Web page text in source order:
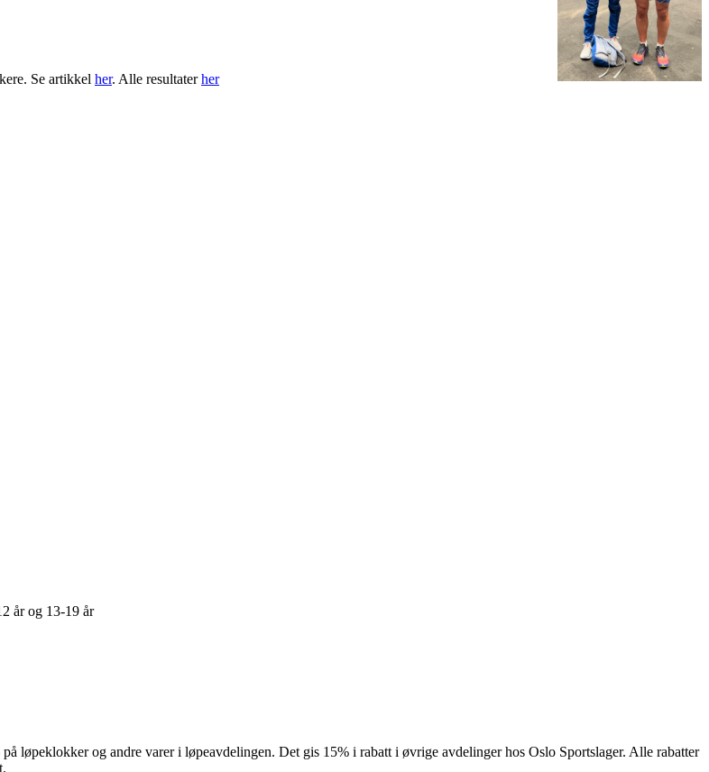
Se artikkel her. Alle resultaterher
år og 13-19 år
løpeklokker og andre varer i løpeavdelingen. Det gis 15% i rabatt i øvrige avdelinger hos Oslo Sportslager. Alle rabatter